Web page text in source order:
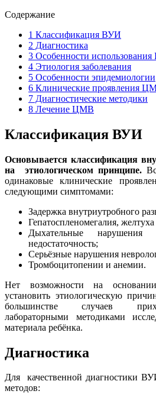
Содержание
1 Классификация ВУИ
2 Диагностика
3 Особенности
4 Этиология заболевания
5 Особенности эпидемиологии
6 Клинические проявления
7 Диагностические методики
8 Лечение ЦМВ
Классификация ВУИ
Основывается классификация
на этиологическом принципе.
одинаковые клинические
следующими симптомами:
Задержка внутриутробного
Гепатоспленомегалия,
Дыхательные нарушения
недостаточность;
Серьёзные нарушения
Тромбоцитопении и анемии.
Нет возможности на
установить этиологическую
большинстве случаев
лабораторными методиками
материала ребёнка.
Диагностика
Для качественной диагностики
методов: